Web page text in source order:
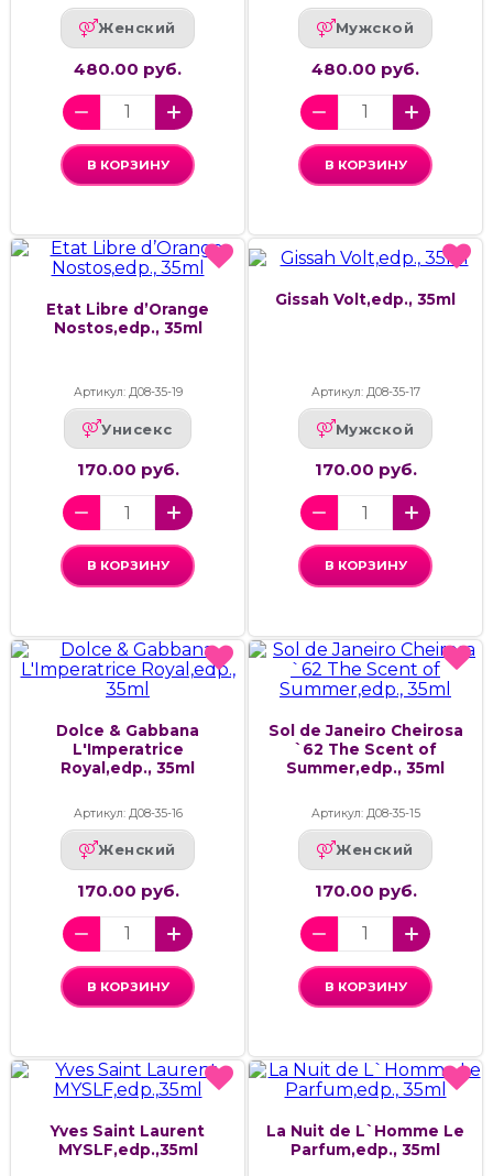
Женский
480.00 руб.
В КОРЗИНУ
Мужской
480.00 руб.
В КОРЗИНУ
Etat Libre d’Orange
Nostos,edp., 35ml
Артикул: Д08-35-19
Унисекс
170.00 руб.
В КОРЗИНУ
Gissah Volt,edp., 35ml
Артикул: Д08-35-17
Мужской
170.00 руб.
В КОРЗИНУ
Dolce & Gabbana
L'Imperatrice
Royal,edp., 35ml
Артикул: Д08-35-16
Женский
170.00 руб.
В КОРЗИНУ
Sol de Janeiro Cheirosa
`62 The Scent of
Summer,edp., 35ml
Артикул: Д08-35-15
Женский
170.00 руб.
В КОРЗИНУ
Yves Saint Laurent
MYSLF,edp.,35ml
La Nuit de L`Homme Le
Parfum,edp., 35ml